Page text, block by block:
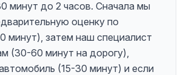
минут до 2 часов. Сначала мы
оценку по
минут), затем наш специалист
(30-60 минут на дорогу),
(15-30 минут) и если